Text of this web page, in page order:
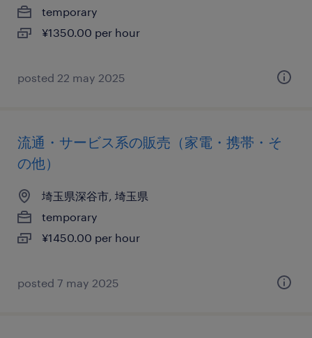
temporary
¥1350.00 per hour
posted 22 may 2025
流通・サービス系の販売（家電・携帯・そ
の他）
埼玉県深谷市, 埼玉県
temporary
¥1450.00 per hour
posted 7 may 2025